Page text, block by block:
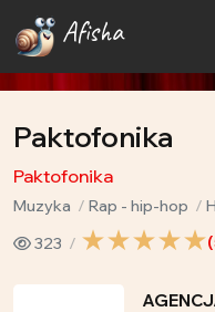
Afisha
Paktofonika
Paktofonika
Muzyka Rap - hip-hop
323
(